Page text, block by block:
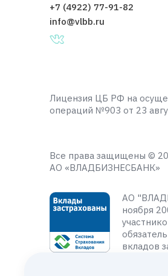
+7 (4922) 77-91-82
info@vlbb.ru
Лицензия ЦБ РФ на
операций №903 от 23
Все права защищены ©
АО «ВЛАДБИЗНЕСБАНК»
АО
ноября
вкладов